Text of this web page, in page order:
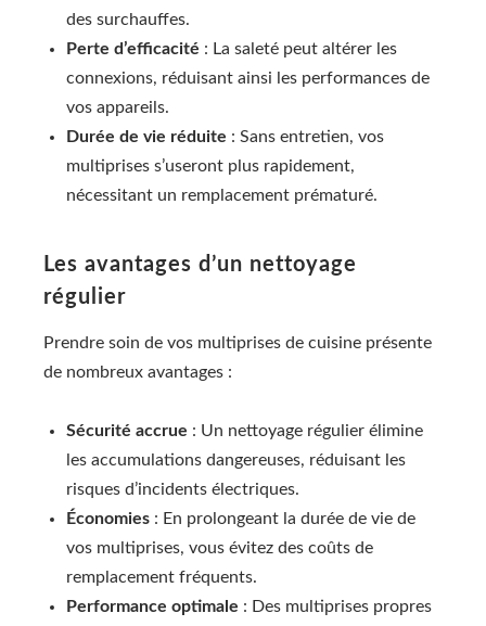
des surchauffes.
Perte d’efficacité : La saleté peut altérer les
connexions, réduisant ainsi les performances de
vos appareils.
Durée de vie réduite : Sans entretien, vos
multiprises s’useront plus rapidement,
nécessitant un remplacement prématuré.
Les avantages d’un nettoyage
régulier
Prendre soin de vos multiprises de cuisine présente
de nombreux avantages :
Sécurité accrue : Un nettoyage régulier élimine
les accumulations dangereuses, réduisant les
risques d’incidents électriques.
Économies : En prolongeant la durée de vie de
vos multiprises, vous évitez des coûts de
remplacement fréquents.
Performance optimale : Des multiprises propres